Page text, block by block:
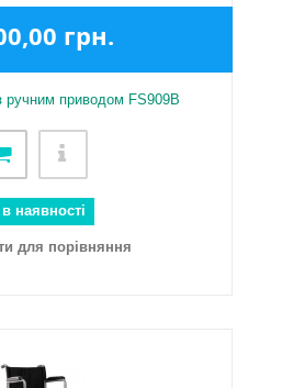
грн.
ручним приводом FS909B
наявності
для порівняння